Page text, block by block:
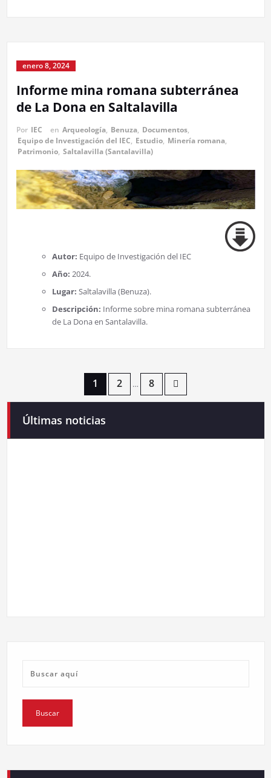
enero 8, 2024
Informe mina romana subterránea
de La Dona en Saltalavilla
Por IEC en Arqueología, Benuza, Documentos,
Equipo de Investigación del IEC, Estudio, Minería romana,
Patrimonio, Saltalavilla (Santalavilla)
Autor: Equipo de Investigación del IEC
Año: 2024.
Lugar: Saltalavilla (Benuza).
Descripción: Informe sobre mina romana subterránea
de La Dona en Santalavilla.
entradas
1 2 … 8
Últimas noticias
Campaneirus 2026